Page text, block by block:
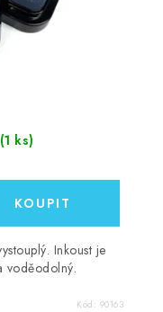
(1 ks)
Inkoust je
voděodolný.
Kód: 90163